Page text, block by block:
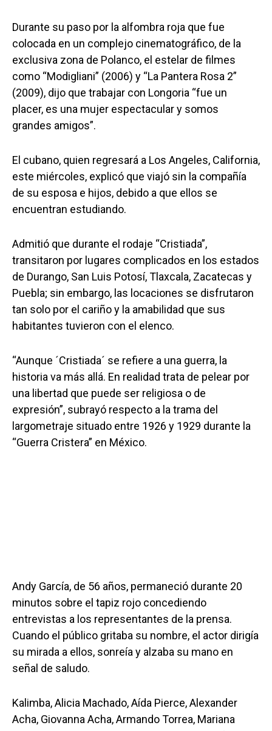
Durante su paso por la alfombra roja que fue
colocada en un complejo cinematográfico, de la
exclusiva zona de Polanco, el estelar de filmes
como “Modigliani” (2006) y “La Pantera Rosa 2”
(2009), dijo que trabajar con Longoria “fue un
placer, es una mujer espectacular y somos
grandes amigos”.
El cubano, quien regresará a Los Angeles, California,
este miércoles, explicó que viajó sin la compañía
de su esposa e hijos, debido a que ellos se
encuentran estudiando.
Admitió que durante el rodaje “Cristiada”,
transitaron por lugares complicados en los estados
de Durango, San Luis Potosí, Tlaxcala, Zacatecas y
Puebla; sin embargo, las locaciones se disfrutaron
tan solo por el cariño y la amabilidad que sus
habitantes tuvieron con el elenco.
“Aunque ´Cristiada´ se refiere a una guerra, la
historia va más allá. En realidad trata de pelear por
una libertad que puede ser religiosa o de
expresión”, subrayó respecto a la trama del
largometraje situado entre 1926 y 1929 durante la
“Guerra Cristera” en México.
Andy García, de 56 años, permaneció durante 20
minutos sobre el tapiz rojo concediendo
entrevistas a los representantes de la prensa.
Cuando el público gritaba su nombre, el actor dirigía
su mirada a ellos, sonreía y alzaba su mano en
señal de saludo.
Kalimba, Alicia Machado, Aída Pierce, Alexander
Acha, Giovanna Acha, Armando Torrea, Mariana